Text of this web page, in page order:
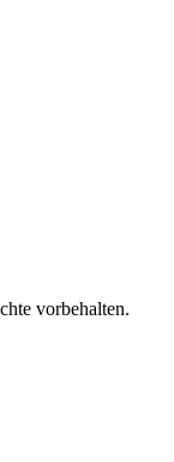
vorbehalten.